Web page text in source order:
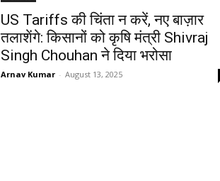
US Tariffs की चिंता न करें, नए बाज़ार
तलाशेंगे: किसानों को कृषि मंत्री Shivraj
Singh Chouhan ने दिया भरोसा
Arnav Kumar - August 13, 2025